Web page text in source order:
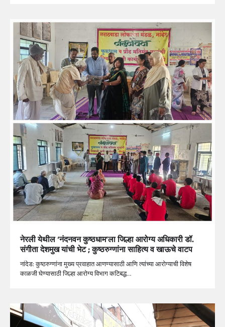
नेरली येथील ‘नंदनवन कुष्ठधाम’ला जिल्हा आरोग्य अधिकारी डॉ.
संगीता देशमुख यांची भेट ; कुष्ठरुग्णांना साहित्य व खाऊचे वाटप
नांदेड: कुष्ठरुग्णांना मुख्य प्रवाहात आणण्यासाठी आणि त्यांच्या आरोग्याची विशेष
काळजी घेण्यासाठी जिल्हा आरोग्य विभाग कटिबद्ध…